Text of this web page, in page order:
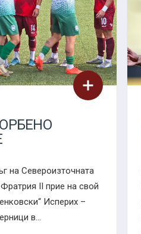
на Североизточната
II прие на свой
Исперих –
в...